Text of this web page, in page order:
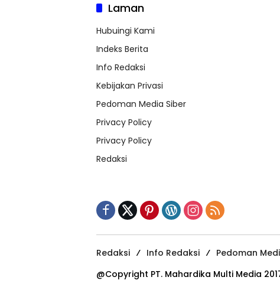
Laman
Hubuingi Kami
Indeks Berita
Info Redaksi
Kebijakan Privasi
Pedoman Media Siber
Privacy Policy
Privacy Policy
Redaksi
Redaksi Info Redaksi Pedoman
@Copyright PT. Mahardika Multi Media